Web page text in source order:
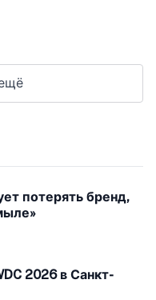
потерять бренд,
2026 в Санкт-